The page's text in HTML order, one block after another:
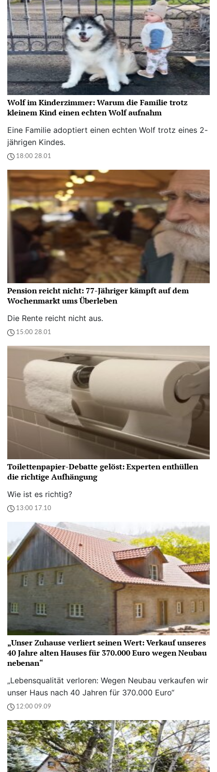
Wolf im Kinderzimmer: Warum die Familie trotz
kleinem Kind einen echten Wolf aufnahm
Eine Familie adoptiert einen echten Wolf trotz eines 2-
jährigen Kindes.
18:00 28.01
Pension reicht nicht: 77-Jähriger kämpft auf dem
Wochenmarkt ums Überleben
Die Rente reicht nicht aus.
15:00 28.01
Toilettenpapier-Debatte gelöst: Experten enthüllen
die richtige Aufhängung
Wie ist es richtig?
13:00 17.10
„Unser Zuhause verliert seinen Wert: Verkauf unseres
40 Jahre alten Hauses für 370.000 Euro wegen Neubau
nebenan“
„Lebensqualität verloren: Wegen Neubau verkaufen wir
unser Haus nach 40 Jahren für 370.000 Euro“
12:00 09.09